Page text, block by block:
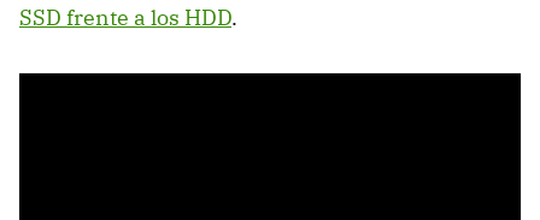
SSD frente a los HDD.